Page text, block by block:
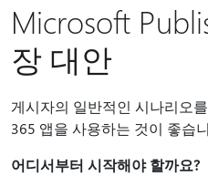
Microsoft
장 대안
게시자의 일반적인 시나리오
365 앱을 사용하는 것이 좋습
어디서부터 시작해야 할까요?